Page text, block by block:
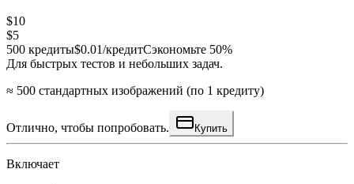
$10
$5
500 кредиты$0.01/кредитСэкономьте 50%
Для быстрых тестов и небольших задач.
≈ 500 стандартных изображений (по 1 кредиту)
Отлично, чтобы попробовать. Купить
Включает